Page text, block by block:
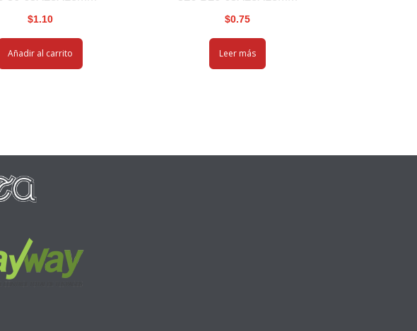
$1.10
Añadir al carrito
$0.75
Leer más